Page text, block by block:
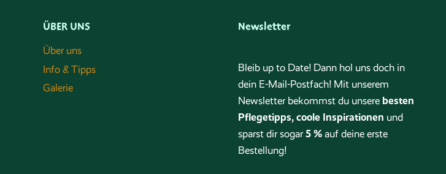
ÜBER UNS
Über uns
Info & Tipps
Galerie
Newsletter
Bleib up to Date! Dann hol uns doch in
dein E-Mail-Postfach! Mit unserem
Newsletter bekommst du unsere besten
Pflegetipps, coole Inspirationen und
sparst dir sogar5 % auf deine erste
Bestellung!